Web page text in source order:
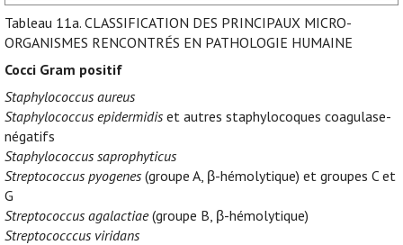
Tableau 11a. CLASSIFICATION DES PRINCIPAUX MICRO-
ORGANISMES RENCONTRÉS EN PATHOLOGIE HUMAINE
Cocci Gram positif
Staphylococcus aureus
Staphylococcus epidermidis et autres staphylocoques coagulase-
négatifs
Staphylococcus saprophyticus
Streptococcus pyogenes (groupe A, β-hémolytique) et groupes C et
G
Streptococcus agalactiae(groupe B, β-hémolytique)
Streptococccus viridans